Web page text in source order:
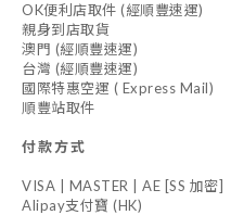
OK便利店取件 (經順豐速運)
親身到店取貨
澳門 (經順豐速運)
台灣 (經順豐速運)
國際特惠空運 ( Express Mail)
順豐站取件
付款方式
VISA | MASTER | AE [SS 加密]
Alipay支付寶 (HK)